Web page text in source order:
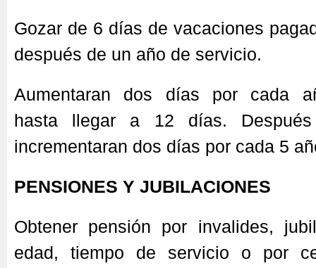
Gozar de 6 días de vacaciones
después de un año de servicio.
Aumentaran dos días por cada
hasta llegar a 12 días.
incrementaran dos días por cada 5
PENSIONES Y JUBILACIONES
Obtener pensión por invalides,
edad, tiempo de servicio o por